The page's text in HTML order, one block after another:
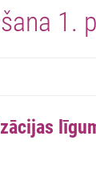
1.